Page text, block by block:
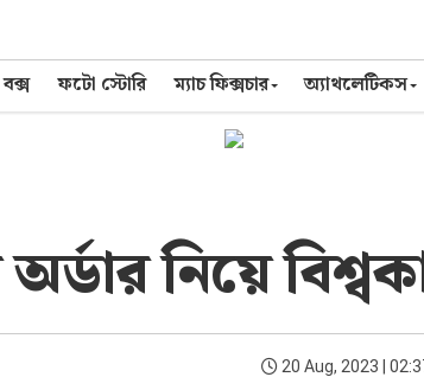
ফটো স্টোরি ম্যাচ ফিক্সচার অ্যাথলেটিকস
নিয়ে
20 Aug, 2023 |